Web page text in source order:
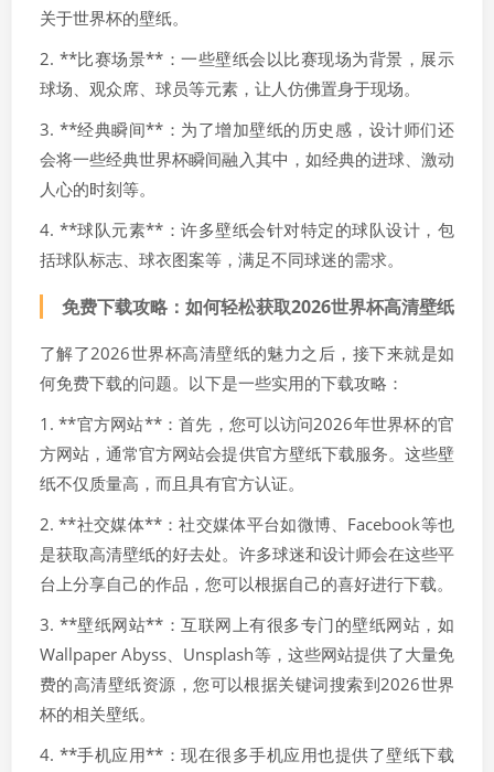
关于世界杯的壁纸。
2. **比赛场景**：一些壁纸会以比赛现场为背景，展示
球场、观众席、球员等元素，让人仿佛置身于现场。
3. **经典瞬间**：为了增加壁纸的历史感，设计师们还
会将一些经典世界杯瞬间融入其中，如经典的进球、激动
人心的时刻等。
4. **球队元素**：许多壁纸会针对特定的球队设计，包
括球队标志、球衣图案等，满足不同球迷的需求。
免费下载攻略：如何轻松获取2026世界杯高清壁纸
了解了2026世界杯高清壁纸的魅力之后，接下来就是如
何免费下载的问题。以下是一些实用的下载攻略：
1. **官方网站**：首先，您可以访问2026年世界杯的官
方网站，通常官方网站会提供官方壁纸下载服务。这些壁
纸不仅质量高，而且具有官方认证。
2. **社交媒体**：社交媒体平台如微博、Facebook等也
是获取高清壁纸的好去处。许多球迷和设计师会在这些平
台上分享自己的作品，您可以根据自己的喜好进行下载。
3. **壁纸网站**：互联网上有很多专门的壁纸网站，如
Wallpaper Abyss、Unsplash等，这些网站提供了大量免
费的高清壁纸资源，您可以根据关键词搜索到2026世界
杯的相关壁纸。
4. **手机应用**：现在很多手机应用也提供了壁纸下载